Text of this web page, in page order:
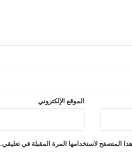
الموقع الإلكتروني
المتصفح لاستخدامها المرة المقبلة في تعليقي.